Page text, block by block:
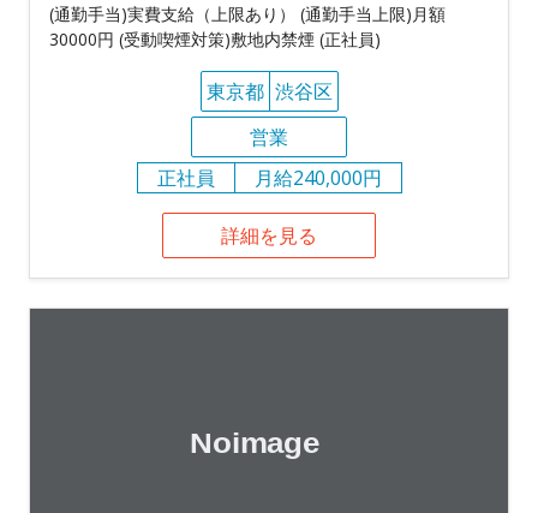
(通勤手当)実費支給（上限あり） (通勤手当上限)月額
30000円 (受動喫煙対策)敷地内禁煙 (正社員)
東京都 渋谷区
営業
正社員
月給240,000円
詳細を見る